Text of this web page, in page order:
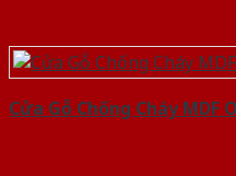
Cửa Gỗ Chống Cháy MDF